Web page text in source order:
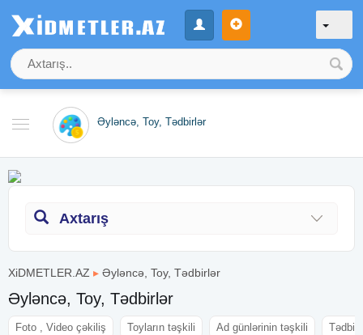
Əyləncə, Toy, Tədbirlər
Axtarış
XiDMETLER.AZ ▸ Əyləncə, Toy, Tədbirlər
Əyləncə, Toy, Tədbirlər
Foto , Video çəkiliş Toyların təşkili Ad günlərinin təşkili